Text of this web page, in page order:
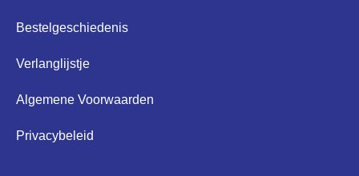
Bestelgeschiedenis
Verlanglijstje
Algemene Voorwaarden
Privacybeleid